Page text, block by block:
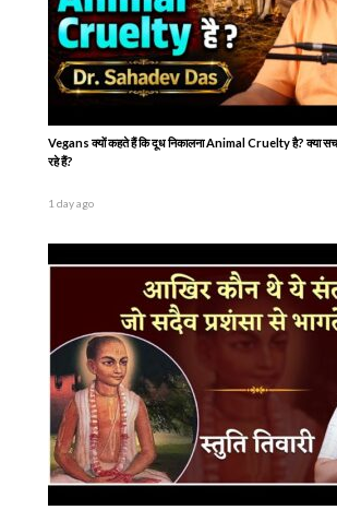
Vegans क्यों कहते हैं कि दूध निकालना Animal Cruelty है? क्या
रहे हैं?
1 day ago